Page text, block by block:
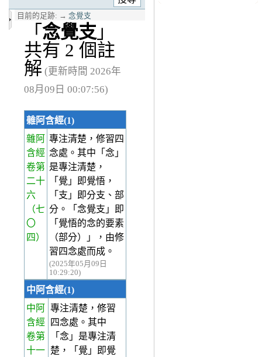
目前的足跡: → 念覺支
「 念覺支 」
共有 2 個註
解 (更新時間 2026年
08月09日 00:07:56)
雜阿含經(1)
雜阿
含經
卷第
二十
六
（七
〇
四）
專注清楚，修習四
念處。其中「念」
是專注清楚，
「覺」即覺悟，
「支」即分支、部
分。「念覺支」即
「覺悟的念的要素
（部分）」，由修
習四念處而成。
(2025年05月09日
10:29:20)
中阿含經(1)
中阿
含經
卷第
十一
專注清楚，修習
四念處。其中
「念」是專注清
楚，「覺」即覺